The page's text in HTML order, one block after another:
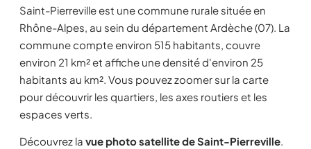
Saint-Pierreville est une commune rurale située en
Rhône-Alpes, au sein du département Ardèche (07). La
commune compte environ 515 habitants, couvre
environ 21 km² et affiche une densité d'environ 25
habitants au km². Vous pouvez zoomer sur la carte
pour découvrir les quartiers, les axes routiers et les
espaces verts.
Découvrez la vue photo satellite de Saint-Pierreville.